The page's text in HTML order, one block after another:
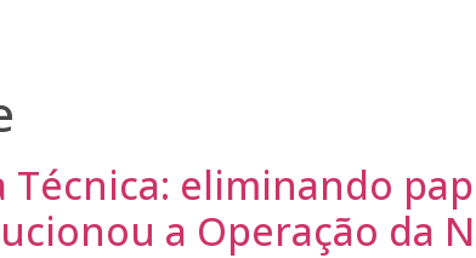
Técnica: eliminando
a Operação da